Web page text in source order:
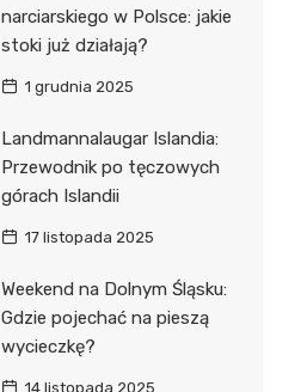
narciarskiego w Polsce: jakie
stoki już działają?
1 grudnia 2025
Landmannalaugar Islandia:
Przewodnik po tęczowych
górach Islandii
17 listopada 2025
Weekend na Dolnym Śląsku:
Gdzie pojechać na pieszą
wycieczkę?
14 listopada 2025